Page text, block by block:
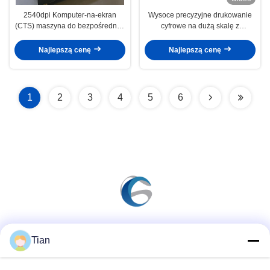
2540dpi Komputer-na-ekran
(CTS) maszyna do bezpośredniej
Rozmiar ekranu: 1000x1000mm
Najlepszą cenę
Wysoce precyzyjne drukowanie
cyfrowe na dużą skalę z
Maksymalny rozmiar ekranu,
Najlepszą cenę
1 2 3 4 5 6
Tian